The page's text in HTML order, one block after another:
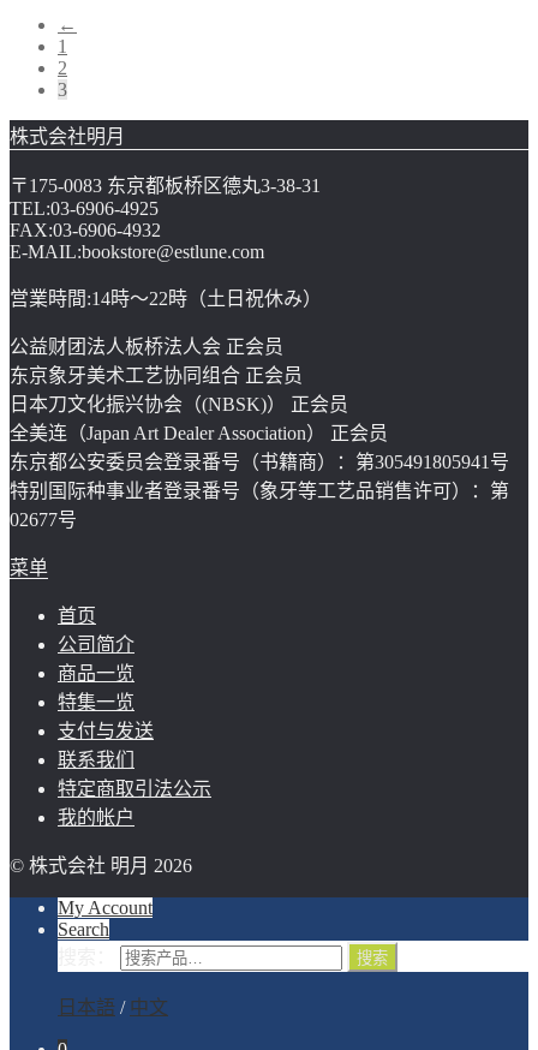
←
1
2
3
株式会社明月
〒175-0083 东京都板桥区德丸3-38-31
TEL:03-6906-4925
FAX:03-6906-4932
E-MAIL:bookstore@estlune.com
営業時間:14時～22時（土日祝休み）
公益财团法人板桥法人会 正会员
东京象牙美术工艺协同组合 正会员
日本刀文化振兴协会（(NBSK)） 正会员
全美连（Japan Art Dealer Association） 正会员
东京都公安委员会登录番号（书籍商）：第305491805941号
特别国际种事业者登录番号（象牙等工艺品销售许可）：第
02677号
菜单
首页
公司简介
商品一览
特集一览
支付与发送
联系我们
特定商取引法公示
我的帐户
© 株式会社 明月 2026
My Account
Search
搜索
日本語 / 中文